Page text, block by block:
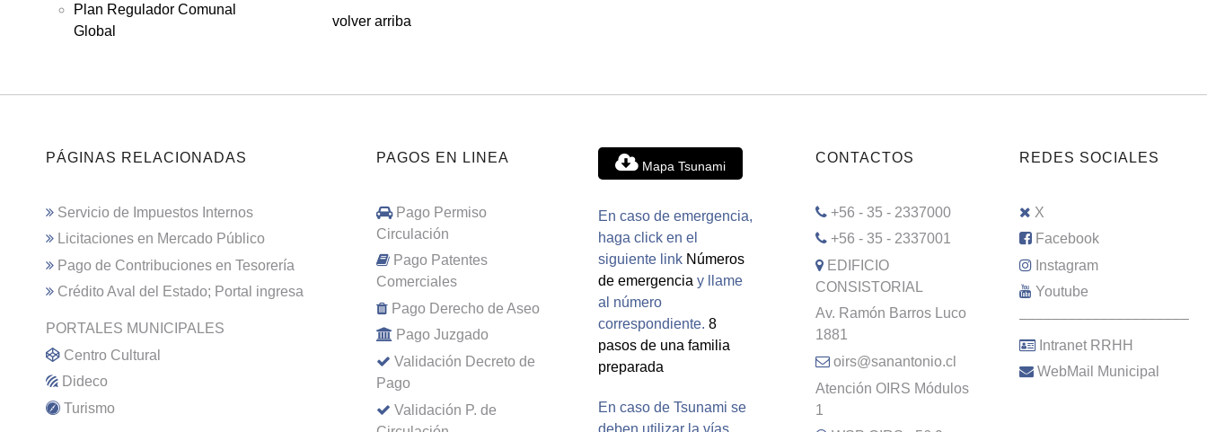
Plan Regulador Comunal
Global
volver arriba
PÁGINAS RELACIONADAS
Servicio de Impuestos Internos
Licitaciones en Mercado Público
Pago de Contribuciones en Tesorería
Crédito Aval del Estado; Portal ingresa
PORTALES MUNICIPALES
Centro Cultural
Dideco
Turismo
PAGOS EN LINEA
Pago Permiso
Circulación
Pago Patentes
Comerciales
Pago Derecho de Aseo
Pago Juzgado
Validación Decreto de
Pago
Validación P. de
Mapa Tsunami
En caso de emergencia,
haga click en el
siguiente link Números
de emergencia y llame
al número
correspondiente. 8
pasos de una familia
preparada
En caso de Tsunami se
deben utilizar la vías
CONTACTOS
+56 - 35 - 2337000
+56 - 35 - 2337001
EDIFICIO
CONSISTORIAL
Av. Ramón Barros Luco
1881
oirs@sanantonio.cl
Atención OIRS Módulos
1
REDES SOCIALES
X
Facebook
Instagram
Youtube
–––––––––––––––––––––
Intranet RRHH
WebMail Municipal